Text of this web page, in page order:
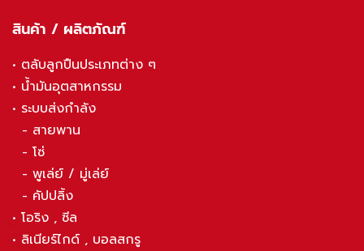
สินค้า / ผลิตภัณฑ์
• ตลับลูกปืนประเภทต่าง ๆ
• น้ำมันอุตสาหกรรม
• ระบบส่งกำลัง
- สายพาน
- โซ่
- พูเล่ย์ / มู่เล่ย์
- คัปปลิ้ง
• โอริง , ซีล
• ลิเนียร์ไกด์ , บอลสกรู